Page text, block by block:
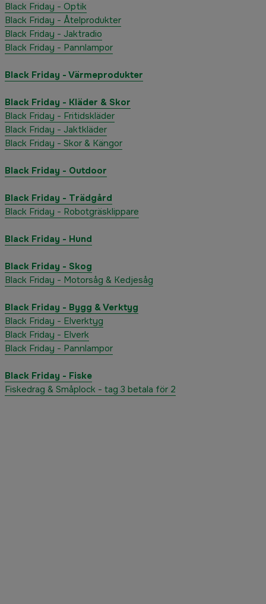
Black Friday - Optik
Black Friday - Åtelprodukter
Black Friday - Jaktradio
Black Friday - Pannlampor
Black Friday - Värmeprodukter
Black Friday - Kläder & Skor
Black Friday - Fritidskläder
Black Friday - Jaktkläder
Black Friday - Skor & Kängor
Black Friday - Outdoor
Black Friday - Trädgård
Black Friday - Robotgräsklippare
Black Friday - Hund
Black Friday - Skog
Black Friday - Motorsåg & Kedjesåg
Black Friday - Bygg & Verktyg
Black Friday - Elverktyg
Black Friday - Elverk
Black Friday - Pannlampor
Black Friday - Fiske
Fiskedrag & Småplock - tag 3 betala för 2